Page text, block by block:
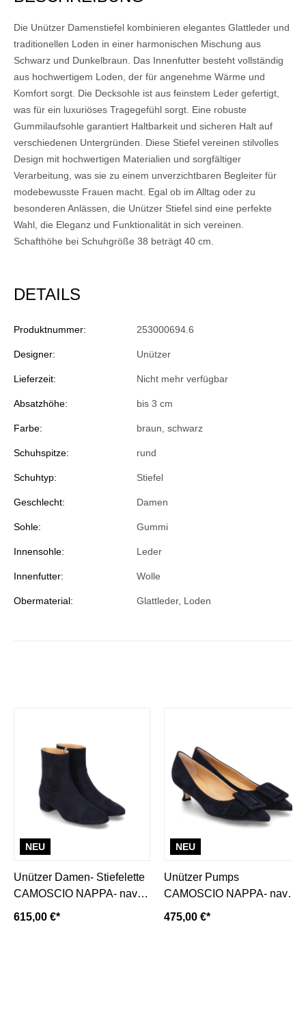
Die Unützer Damenstiefel kombinieren elegantes Glattleder und
traditionellen Loden in einer harmonischen Mischung aus
Schwarz und Dunkelbraun. Das Innenfutter besteht vollständig
aus hochwertigem Loden, der für angenehme Wärme und
Komfort sorgt. Die Decksohle ist aus feinstem Leder gefertigt,
was für ein luxuriöses Tragegefühl sorgt. Eine robuste
Gummilaufsohle garantiert Haltbarkeit und sicheren Halt auf
verschiedenen Untergründen. Diese Stiefel vereinen stilvolles
Design mit hochwertigen Materialien und sorgfältiger
Verarbeitung, was sie zu einem unverzichtbaren Begleiter für
modebewusste Frauen macht. Egal ob im Alltag oder zu
besonderen Anlässen, die Unützer Stiefel sind eine perfekte
Wahl, die Eleganz und Funktionalität in sich vereinen.
Schafthöhe bei Schuhgröße 38 beträgt 40 cm.
DETAILS
Produktnummer: 253000694.6
Designer: Unützer
Lieferzeit: Nicht mehr verfügbar
Absatzhöhe: bis 3 cm
Farbe: braun , schwarz
Schuhspitze: rund
Schuhtyp: Stiefel
Geschlecht: Damen
Sohle: Gummi
Innensohle: Leder
Innenfutter: Wolle
Obermaterial: Glattleder, Loden
NEU
Unützer Damen- Stiefelette
CAMOSCIO NAPPA- navy/
dunkelblau
615,00 €*
NEU
Unützer Pumps
CAMOSCIO NAPPA- navy/
dunkelblau
475,00 €*